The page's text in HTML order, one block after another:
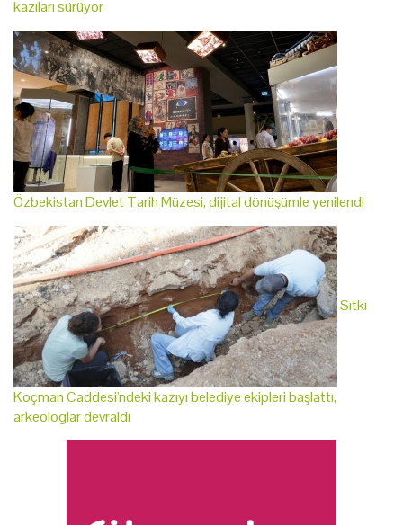
kazıları sürüyor
Özbekistan Devlet Tarih Müzesi, dijital dönüşümle yenilendi
Sıtkı
Koçman Caddesi'ndeki kazıyı belediye ekipleri başlattı,
arkeologlar devraldı